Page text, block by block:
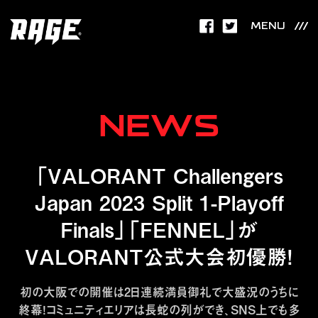
MENU
NEWS
「VALORANT Challengers
Japan 2023 Split 1-Playoff
Finals」「FENNEL」が
VALORANT公式大会初優勝！
初の大阪での開催は2日連続満員御礼で大盛況のうちに
終幕！コミュニティエリアは長蛇の列ができ、SNS上でも多